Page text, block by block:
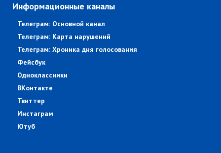
Информационные каналы
Телеграм: Основной канал
Телеграм: Карта нарушений
Телеграм: Хроника дня голосования
Фейсбук
Одноклассники
ВКонтакте
Твиттер
Инстаграм
Ютуб